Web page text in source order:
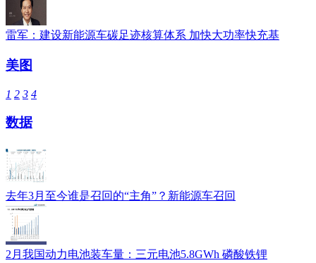
雷军：建设新能源车碳足迹核算体系 加快大功率快充基
美图
1 2 3 4
数据
去年3月至今谁是召回的“主角”？新能源车召回
2月我国动力电池装车量：三元电池5.8GWh 磷酸铁锂